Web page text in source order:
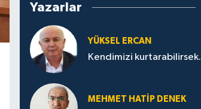
Yazarlar
YÜKSEL ERCAN
Kendimizi kurtarabilirsek.
MEHMET HATİP DENEK